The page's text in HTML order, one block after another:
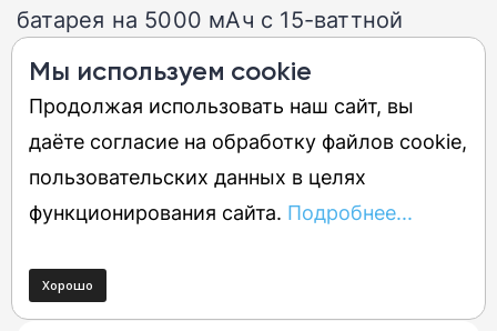
батарея на 5000 мАч с 15-ваттной
быстрой зарядкой
Когда купить в России : пока неясно
Сколько стоит : пока неясно
Почитать подробнее
Мы используем cookie
Продолжая использовать наш сайт, вы
даёте согласие на обработку файлов cookie,
пользовательских данных в целях
функционирования сайта. Подробнее...